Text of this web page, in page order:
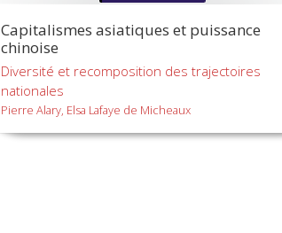
Capitalismes asiatiques et puissance
chinoise
Diversité et recomposition des trajectoires
nationales
Pierre Alary, Elsa Lafaye de Micheaux